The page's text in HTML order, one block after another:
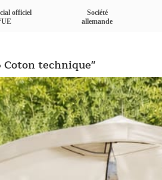
officiel
Société
allemande
technique"